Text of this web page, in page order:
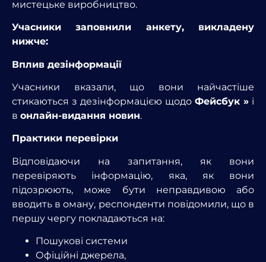
мистецьке виробництво.
Учасники заповнили анкету, викладену
нижче:
Вплив дезінформації
Учасники вказали, що вони найчастіше
стикаються з дезінформацією щодо Фейсбук » і
в онлайн-видання новин.
Практики перевірки
Відповідаючи на запитання, як вони
перевіряють інформацію, яка, як вони
підозрюють, може бути неправдивою або
вводить в оману, респонденти повідомили, що в
першу чергу покладаються на:
Пошукові системи
Офіційні джерела,